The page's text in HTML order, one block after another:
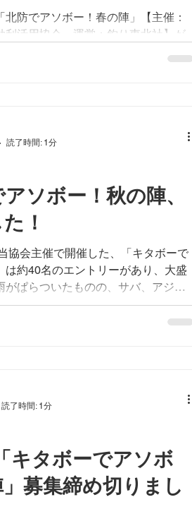
防でアソボー！春の陣」【主催：
利活用協会 運営：釣り東北社】が
ソボー！秋の陣、
！
協会主催で開催した、「キタボーで
は約40名のエントリーがあり、大盛
がぱらついたものの、サバ、アジ、
キス、メバル、ヒイラギなど、参加
ことができ、楽しまれていました。
読了時間: 1分
キタボーでアソボ
募集締め切りまし
読了時間: 1分